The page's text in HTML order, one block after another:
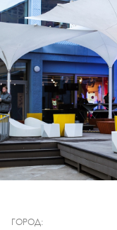
ГОРОД: